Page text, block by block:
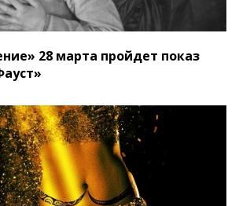
28 марта пройдет показ